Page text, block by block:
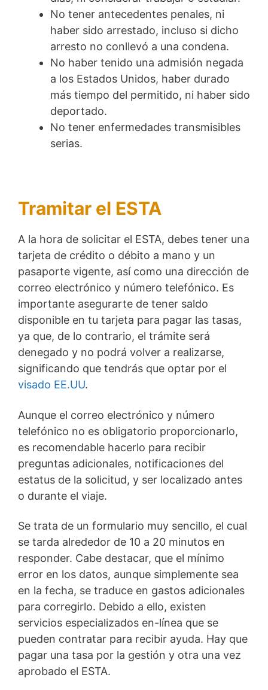
No tener antecedentes penales, ni
haber sido arrestado, incluso si dicho
arresto no conllevó a una condena.
No haber tenido una admisión negada
a los Estados Unidos, haber durado
más tiempo del permitido, ni haber sido
deportado.
No tener enfermedades transmisibles
serias.
Tramitar el ESTA
A la hora de solicitar el ESTA, debes tener una
tarjeta de crédito o débito a mano y un
pasaporte vigente, así como una dirección de
correo electrónico y número telefónico. Es
importante asegurarte de tener saldo
disponible en tu tarjeta para pagar las tasas,
ya que, de lo contrario, el trámite será
denegado y no podrá volver a realizarse,
significando que tendrás que optar por el
visado EE.UU.
Aunque el correo electrónico y número
telefónico no es obligatorio proporcionarlo,
es recomendable hacerlo para recibir
preguntas adicionales, notificaciones del
estatus de la solicitud, y ser localizado antes
o durante el viaje.
Se trata de un formulario muy sencillo, el cual
se tarda alrededor de 10 a 20 minutos en
responder. Cabe destacar, que el mínimo
error en los datos, aunque simplemente sea
en la fecha, se traduce en gastos adicionales
para corregirlo. Debido a ello, existen
servicios especializados en-línea que se
pueden contratar para recibir ayuda. Hay que
pagar una tasa por la gestión y otra una vez
aprobado el ESTA.